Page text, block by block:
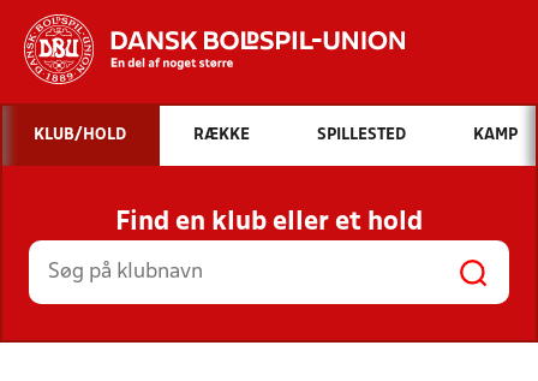
Hvad vil du søge efter?
INDHOLD OG NYHEDER
STILLINGER, RESULTATER, KLUBBER OG
HOLD
KLUB/HOLD RÆKKE SPILLESTED KAMP
Find en klub eller et hold